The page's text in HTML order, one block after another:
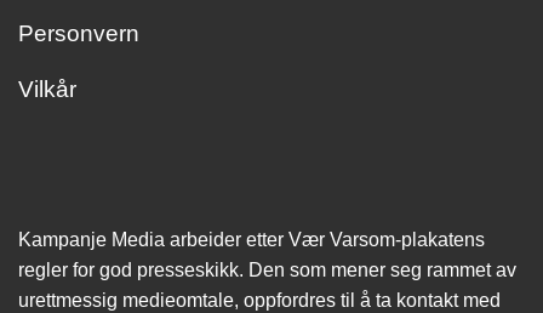
Personvern
Vilkår
Kampanje Media arbeider etter Vær Varsom-plakatens
regler for god presseskikk. Den som mener seg rammet av
urettmessig medie­omtale, oppfordres til å ta kontakt med